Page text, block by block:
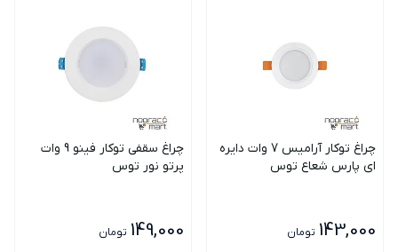
چراغ توکار آرامیس 7 وات دایره
ای پارس شعاع توس
143,000 تومان
چراغ سقفی توکار فینو 9 وات
پرتو نور توس
149,000 تومان